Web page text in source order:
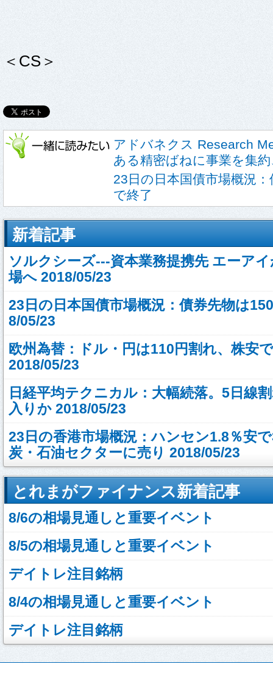
＜CS＞
アドバネクス Research
ある精密ばねに事業を集
23日の日本国債市場概況
で終了
新着記事
ソルクシーズ---資本業務提携先 エーア
場へ 2018/05/23
23日の日本国債市場概況：債券先物は
8/05/23
欧州為替：ドル・円は110円割れ、株安
2018/05/23
日経平均テクニカル：大幅続落。5日線
入りか 2018/05/23
23日の香港市場概況：ハンセン1.8％安
炭・石油セクターに売り 2018/05/23
とれまがファイナンス新着記事
8/6の相場見通しと重要イベント
8/5の相場見通しと重要イベント
デイトレ注目銘柄
8/4の相場見通しと重要イベント
デイトレ注目銘柄